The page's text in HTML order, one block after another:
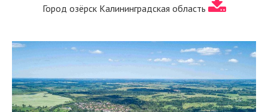
Город озёрск Калининградская область